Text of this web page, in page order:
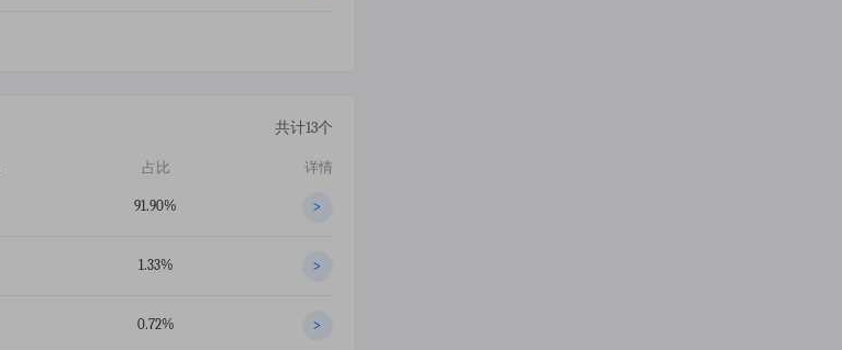
共计13个
占比 详情
91.90% >
1.33% >
0.72% >